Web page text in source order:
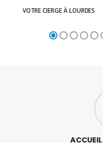
VOTRE CIERGE À LOURDES